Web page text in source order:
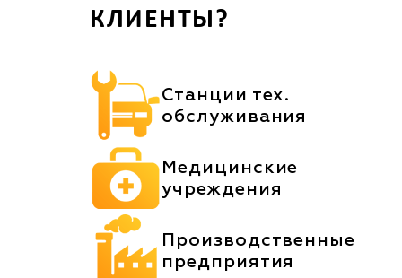
КЛИЕНТЫ?
Станции тех.
обслуживания
Медицинские
учреждения
Производственные
предприятия